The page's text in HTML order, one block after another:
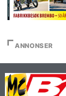
ANNONSER